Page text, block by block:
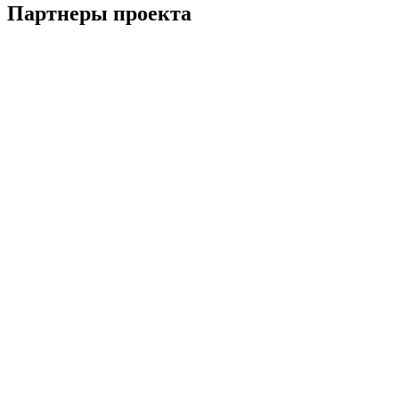
Партнеры проекта